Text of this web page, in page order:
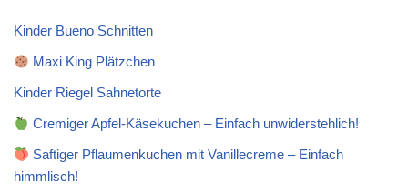
Kinder Bueno Schnitten
Maxi King Plätzchen
Kinder Riegel Sahnetorte
Cremiger Apfel-Käsekuchen – Einfach unwiderstehlich!
Saftiger Pflaumenkuchen mit Vanillecreme – Einfach
himmlisch!